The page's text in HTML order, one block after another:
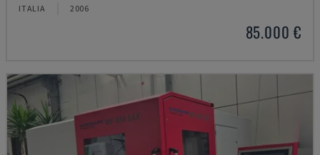
ITALIA 2006
85.000 €